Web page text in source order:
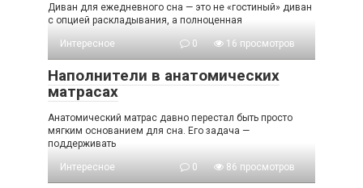
Диван для ежедневного сна — это не «гостиный» диван
с опцией раскладывания, а полноценная
Интересное 0 16 просмотров
Наполнители в анатомических
матрасах
Анатомический матрас давно перестал быть просто
мягким основанием для сна. Его задача —
поддерживать
Интересное 0 86 просмотров